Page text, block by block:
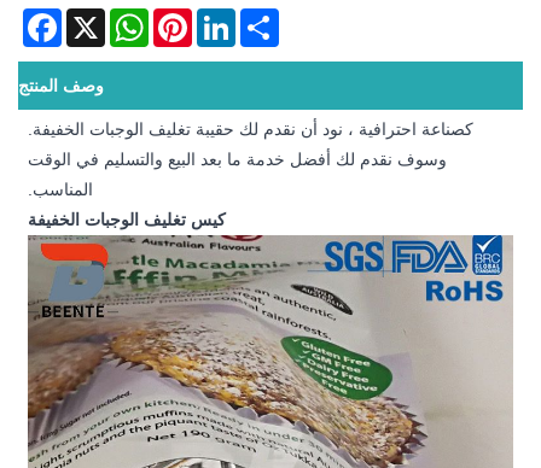
X
WhatsAppPinterestLinkedInShare
وصف المنتج
كصناعة احترافية ، نود أن نقدم لك حقيبة تغليف الوجبات الخفيفة.
وسوف نقدم لك أفضل خدمة ما بعد البيع والتسليم في الوقت
المناسب.
كيس تغليف الوجبات الخفيفة